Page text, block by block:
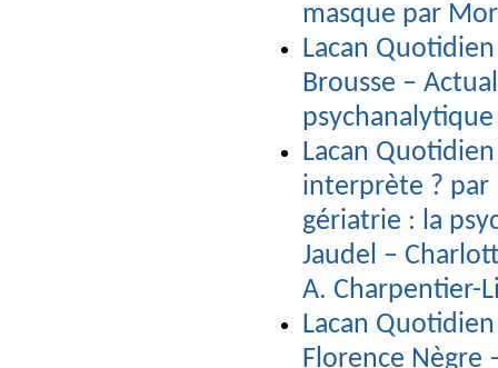
masque par
Lacan
Brousse –
Lacan
interprète ? par
gériatrie : la
Jaudel –
A. Charpentier-
Lacan
Florence Nègre